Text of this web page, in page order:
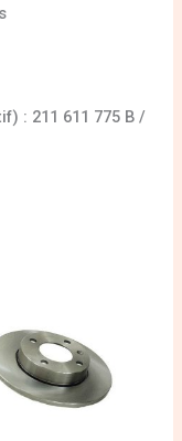
: 211 611 775 B /